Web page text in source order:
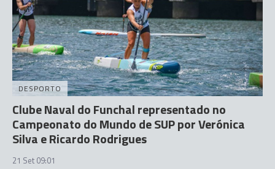
DESPORTO
Clube Naval do Funchal representado no
Campeonato do Mundo de SUP por Verónica
Silva e Ricardo Rodrigues
21 Set 09:01